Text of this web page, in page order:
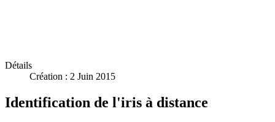
Détails
Création : 2 Juin 2015
Identification de l'iris à distance